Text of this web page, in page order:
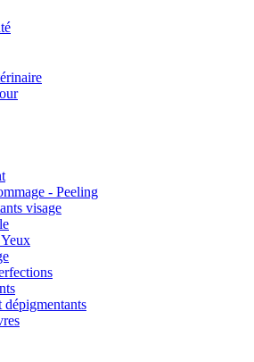
- Peeling
visage
dépigmentants